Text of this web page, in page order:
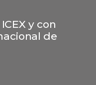
y con
de